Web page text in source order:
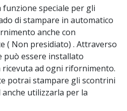
funzione speciale per gli
di stampare in automatico
anche con
( Non presidiato) . Attraverso
può essere installato
ad ogni rifornimento.
potrai stampare gli scontrini
anche utilizzarla per la